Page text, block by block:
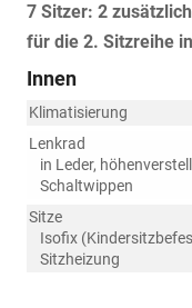
7 Sitzer: 2
für die 2. Sitzreihe
Innen
Klimatisierung
Lenkrad
in Leder,
Schaltwippen
Sitze
Isofix
Sitzheizung